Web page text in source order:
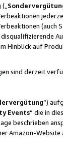
(auch
Hinblick auf
sind derzeit
“)
Events“ die in
beschrieben
Amazon-